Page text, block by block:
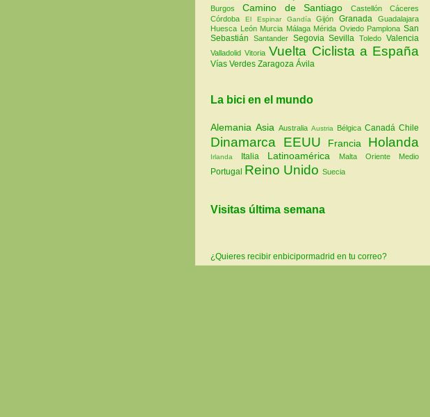
Burgos Camino de SantiagoCastellónCáceres
Córdoba El Espinar GandíaGijónGranadaGuadalajara
Huesca León Murcia Málaga Mérida Oviedo PamplonaSan
Sebastián Santander SegoviaSevillaToledoValencia
ValladolidVitoria Vuelta Ciclista a España
Vías Verdes Zaragoza Ávila
La bici en el mundo
Alemania Asia Australia Austria Bélgica Canadá Chile
Dinamarca EEUU Francia Holanda
Irlanda Italia Latinoamérica Malta Oriente Medio
Portugal Reino Unido Suecia
Visitas última semana
¿Quieres recibir enbicipormadrid en tu correo?